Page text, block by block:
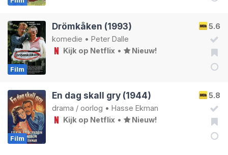
Film
5.6
Drömkåken (1993)
komedie • Peter Dalle
Kijk op Netflix • Nieuw!
Film
5.8
En dag skall gry (1944)
drama / oorlog • Hasse Ekman
Kijk op Netflix • Nieuw!